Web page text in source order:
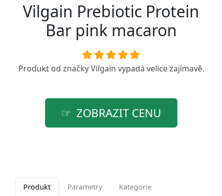
Vilgain Prebiotic Protein
Bar pink macaron
Produkt od značkyVilgain vypadá velice zajímavě.
ZOBRAZIT CENU
Produkt Parametry Kategorie